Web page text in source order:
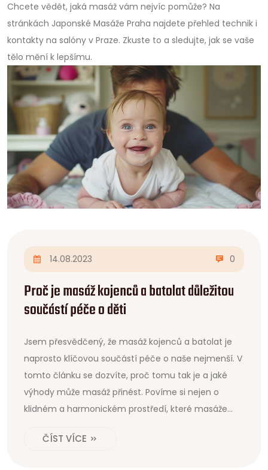
Chcete vědět, jaká masáž vám nejvíc pomůže? Na
stránkách Japonské Masáže Praha najdete přehled technik i
kontakty na salóny v Praze. Zkuste to a sledujte, jak se vaše
tělo mění k lepšímu.
14.08.2023 0
Proč je masáž kojenců a batolat důležitou
součástí péče o děti
Jsem přesvědčený, že masáž kojenců a batolat je
naprosto klíčovou součástí péče o naše nejmenší. V
tomto článku se dozvíte, proč tomu tak je a jaké
výhody může masáž přinést. Povíme si nejen o
klidném a harmonickém prostředí, které masáže
a vývoj našich potomků. Ať už jste rodič, prarodič či
ČÍST VÍCE